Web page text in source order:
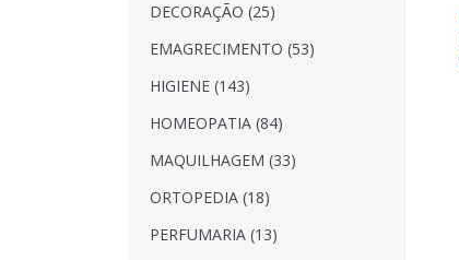
DECORAÇÃO (25)
EMAGRECIMENTO (53)
HIGIENE (143)
HOMEOPATIA (84)
MAQUILHAGEM (33)
ORTOPEDIA (18)
PERFUMARIA (13)